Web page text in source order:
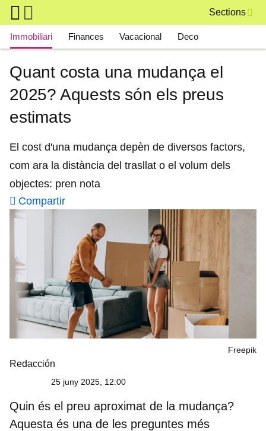
Skip to main content
Sections
Main navigation
Immobiliari Finances Vacacional Deco
Quant costa una mudança el
2025? Aquests són els preus
estimats
El cost d'una mudança depèn de diversos factors,
com ara la distància del trasllat o el volum dels
objectes: pren nota
Compartir
Freepik
Redacción
25 juny 2025, 12:00
Quin és el preu aproximat de la mudança?
Aquesta és una de les preguntes més